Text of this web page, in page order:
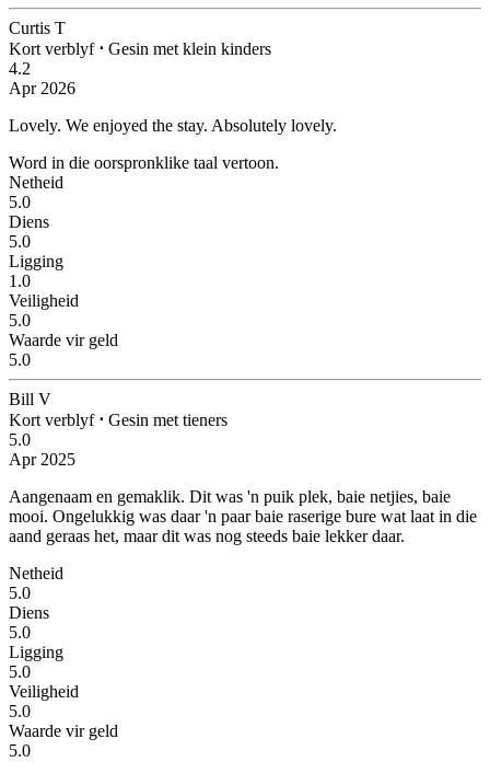
Curtis T
Kort verblyf ⋅ Gesin met klein kinders
4.2
Apr 2026
Lovely. We enjoyed the stay. Absolutely lovely.
Word in die oorspronklike taal vertoon.
Netheid
5.0
Diens
5.0
Ligging
1.0
Veiligheid
5.0
Waarde vir geld
5.0
Bill V
Kort verblyf ⋅ Gesin met tieners
5.0
Apr 2025
Aangenaam en gemaklik. Dit was 'n puik plek, baie netjies, baie
mooi. Ongelukkig was daar 'n paar baie raserige bure wat laat in die
aand geraas het, maar dit was nog steeds baie lekker daar.
Netheid
5.0
Diens
5.0
Ligging
5.0
Veiligheid
5.0
Waarde vir geld
5.0